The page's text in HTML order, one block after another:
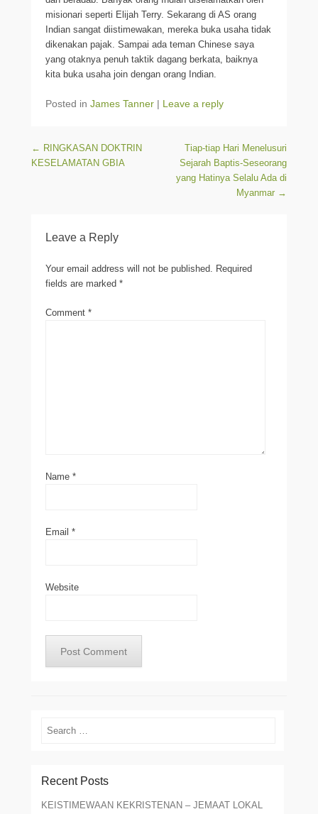
misionari seperti Elijah Terry. Sekarang di AS orang
Indian sangat diistimewakan, mereka buka usaha tidak
dikenakan pajak. Sampai ada teman Chinese saya
yang otaknya penuh taktik dagang berkata, baiknya
kita buka usaha join dengan orang Indian.
Posted in James Tanner | Leave a reply
Post navigation
← RINGKASAN DOKTRIN
KESELAMATAN GBIA
Tiap-tiap Hari Menelusuri
Sejarah Baptis-Seseorang
yang Hatinya Selalu Ada di
Myanmar →
Leave a Reply
Your email address will not be published. Required
fields are marked *
Comment *
Name *
Email *
Website
Search
Recent Posts
KEISTIMEWAAN KEKRISTENAN – JEMAAT LOKAL